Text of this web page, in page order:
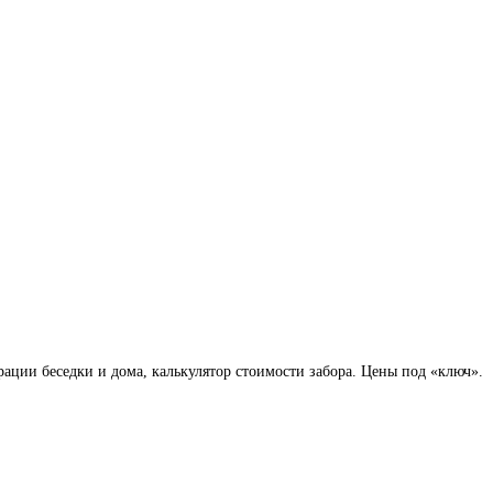
беседки и дома, калькулятор стоимости забора. Цены под «ключ».